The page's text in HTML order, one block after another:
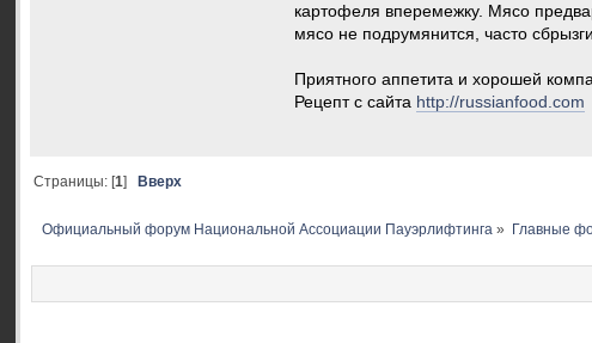
картофеля вперемежку. Мясо
мясо не подрумянится, часто
Приятного аппетита и хорошей
Рецепт с сайта http://russianfood.com
Страницы: [1]
Вверх
Официальный форум Национальной Ассоциации Пауэрлифтинга » Главные